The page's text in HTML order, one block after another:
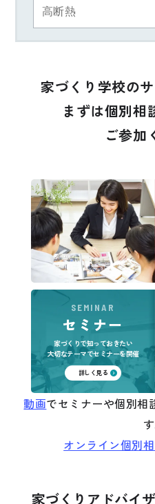
家づくり学校の
まずは個別相
ご参加
SEMINAR
セミナー
家づくりで知っておきたい
大切なテーマでセミナーを開催
詳しく見る
動画でセミナーや個別相
す
オンライン個別
家づくりアドバイ